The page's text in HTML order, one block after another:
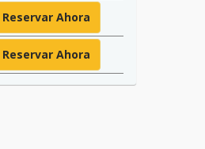
Reservar Ahora
Reservar Ahora